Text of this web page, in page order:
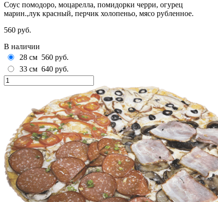
Соус помодоро, моцарелла, помидорки черри, огурец
марин.,лук красный, перчик холопеньо, мясо рубленное.
560 руб.
В наличии
28 см 560 руб.
33 см 640 руб.